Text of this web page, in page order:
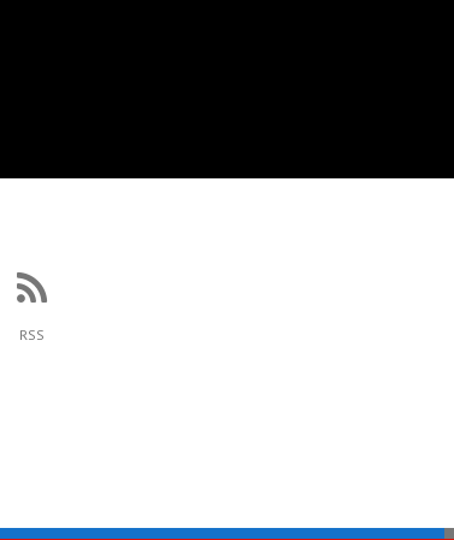
RSS